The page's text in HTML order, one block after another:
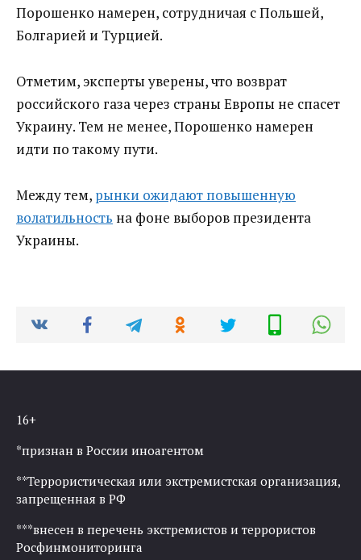
Порошенко намерен, сотрудничая с Польшей,
Болгарией и Турцией.
Отметим, эксперты уверены, что возврат
российского газа через страны Европы не спасет
Украину. Тем не менее, Порошенко намерен
идти по такому пути.
Между тем, рынки ожидают повышенную
волатильность на фоне выборов президента
Украины.
16+
*признан в России иноагентом
**Террористическая или экстремистская организация,
запрещенная в РФ
***внесен в перечень экстремистов и террористов
Росфинмониторинга